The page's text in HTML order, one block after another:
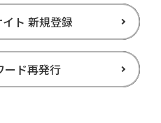
ト 新規登録
ード再発行